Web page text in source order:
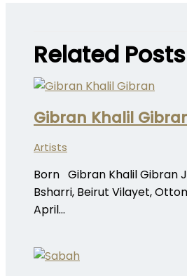
Related Posts
Gibran Khalil
Artists
Born Gibran Khalil Gibran
Bsharri, Beirut Vilayet,
April…